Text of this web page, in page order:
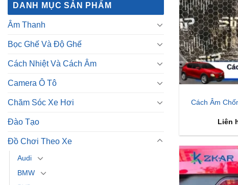
DANH MỤC SẢN PHẨM
Âm Thanh
Bọc Ghế Và Độ Ghế
Cách Nhiệt Và Cách Âm
Camera Ô Tô
Chăm Sóc Xe Hơi
Đào Tạo
Đồ Chơi Theo Xe
Audi
BMW
Cách Âm
Liên